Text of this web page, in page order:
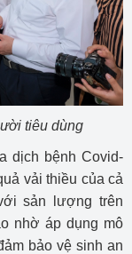
tiêu dùng
dịch bệnh Covid-
vải thiều của cả
sản lượng trên
nhờ áp dụng mô
bảo vệ sinh an